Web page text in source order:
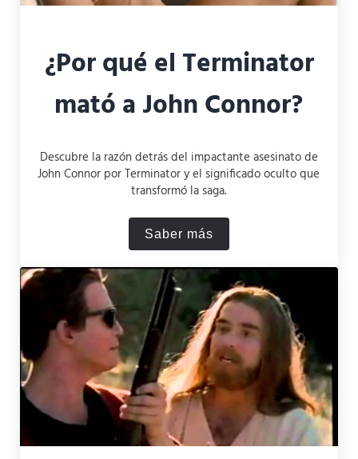
¿Por qué el Terminator
mató a John Connor?
Descubre la razón detrás del impactante asesinato de
John Connor por Terminator y el significado oculto que
transformó la saga.
Saber más¿Por qué el Terminator